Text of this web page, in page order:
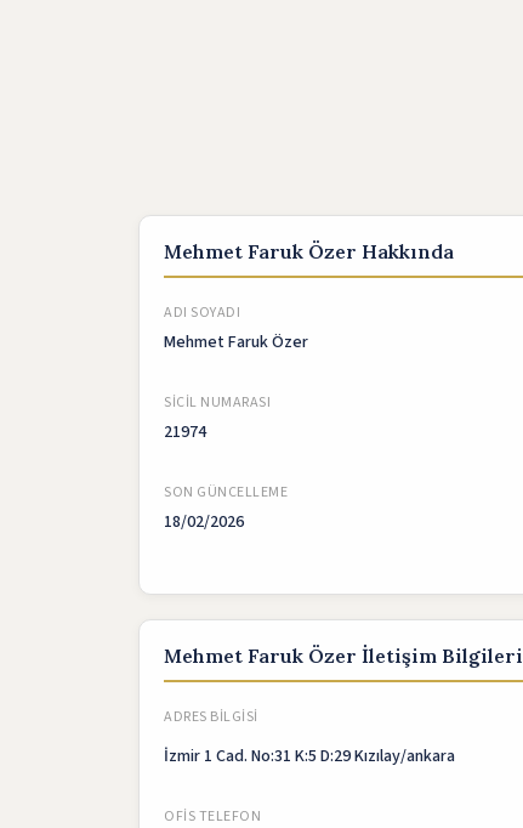
Mehmet Faruk Özer Hakkında
ADI SOYADI
Mehmet Faruk Özer
SICIL NUMARASI
21974
SON GÜNCELLEME
18/02/2026
Mehmet Faruk Özer İletişim Bilgileri
ADRES BILGISI
İzmir 1 Cad. No:31 K:5 D:29 Kızılay/ankara
OFIS TELEFON